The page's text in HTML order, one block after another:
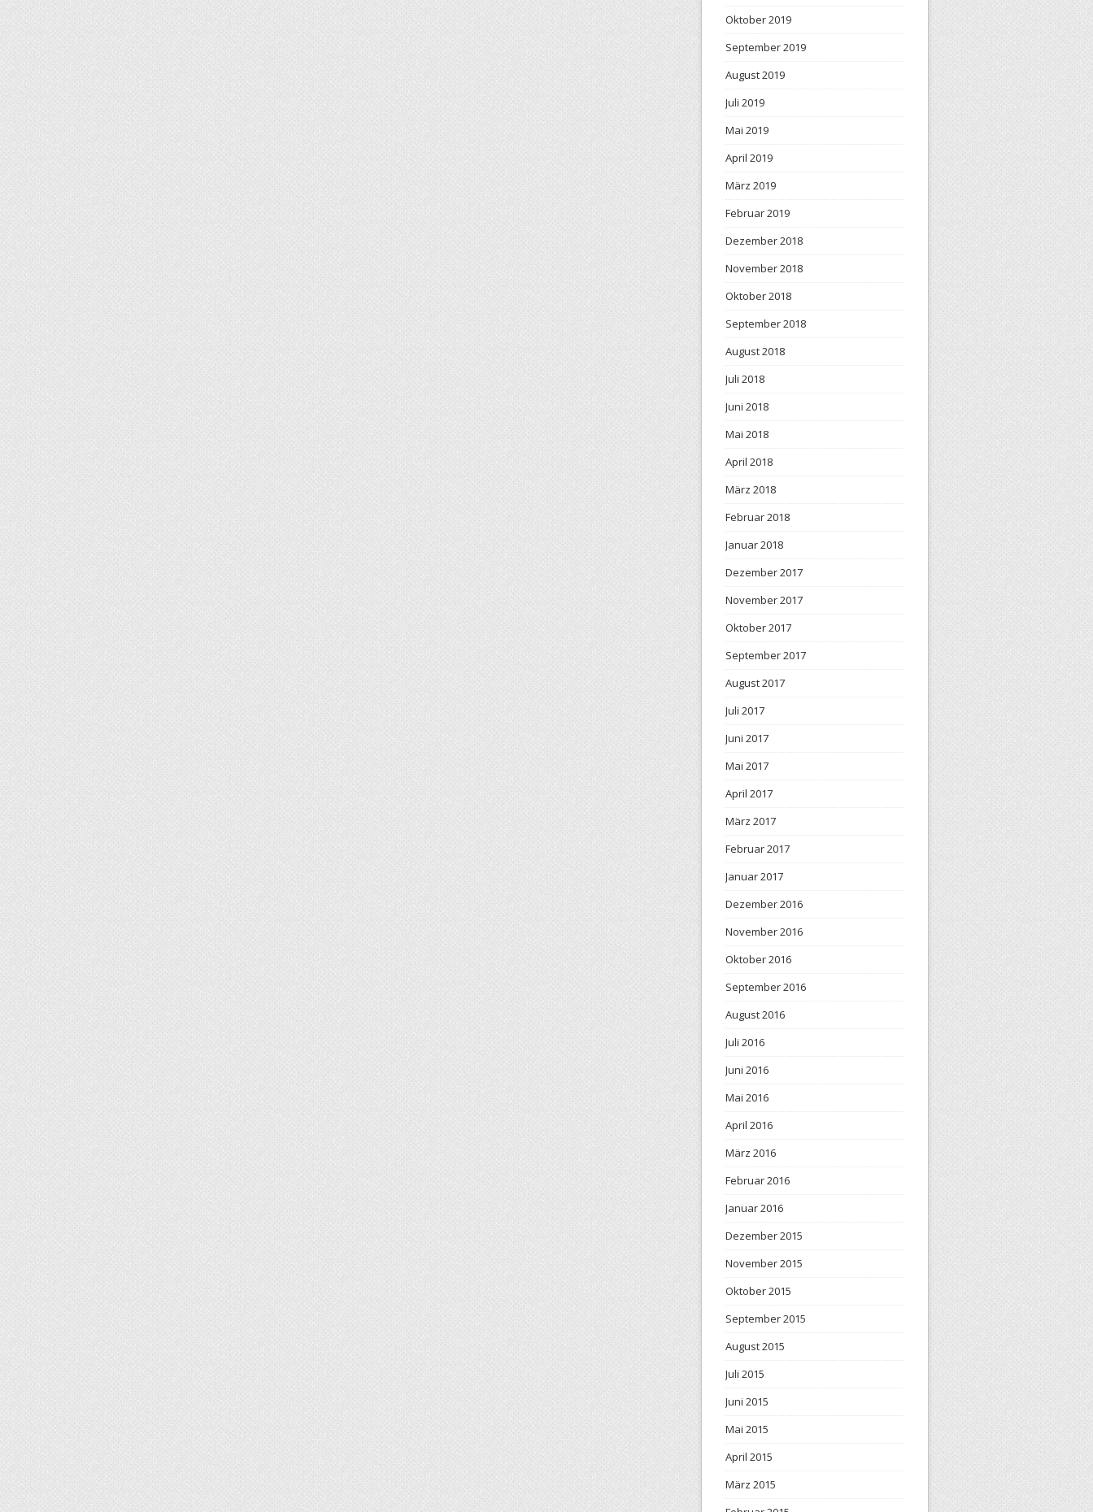
Oktober 2019
September 2019
August 2019
Juli 2019
Mai 2019
April 2019
März 2019
Februar 2019
Dezember 2018
November 2018
Oktober 2018
September 2018
August 2018
Juli 2018
Juni 2018
Mai 2018
April 2018
März 2018
Februar 2018
Januar 2018
Dezember 2017
November 2017
Oktober 2017
September 2017
August 2017
Juli 2017
Juni 2017
Mai 2017
April 2017
März 2017
Februar 2017
Januar 2017
Dezember 2016
November 2016
Oktober 2016
September 2016
August 2016
Juli 2016
Juni 2016
Mai 2016
April 2016
März 2016
Februar 2016
Januar 2016
Dezember 2015
November 2015
Oktober 2015
September 2015
August 2015
Juli 2015
Juni 2015
Mai 2015
April 2015
März 2015